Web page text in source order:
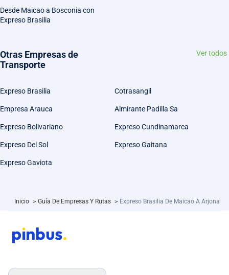
Desde Maicao a Bosconia con
Expreso Brasilia
Otras Empresas de
Transporte
Ver todos
Expreso Brasilia Cotrasangil
Empresa Arauca Almirante Padilla Sa
Expreso Bolivariano Expreso Cundinamarca
Expreso Del Sol Expreso Gaitana
Expreso Gaviota
Inicio > Guía De Empresas Y Rutas > Expreso Brasilia De Maicao A Arjona